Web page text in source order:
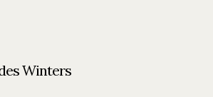
Winters